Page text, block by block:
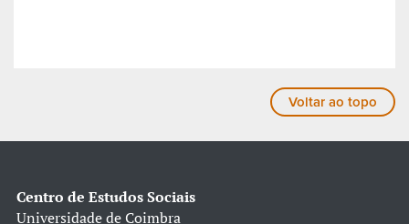
Voltar ao topo
Centro de Estudos Sociais
Universidade de Coimbra